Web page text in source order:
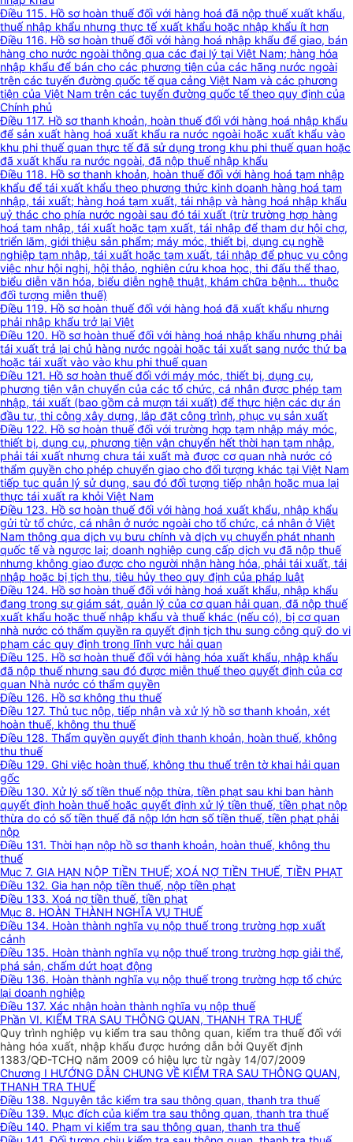
Điều 115. Hồ sơ hoàn thuế đối với hàng hoá đã nộp thuế xuất khẩu,
thuế nhập khẩu nhưng thực tế xuất khẩu hoặc nhập khẩu ít hơn
Điều 116. Hồ sơ hoàn thuế đối với hàng hoá nhập khẩu để giao, bán
hàng cho nước ngoài thông qua các đại lý tại Việt Nam; hàng hóa
nhập khẩu để bán cho các phương tiện của các hãng nước ngoài
trên các tuyến đường quốc tế qua cảng Việt Nam và các phương
tiện của Việt Nam trên các tuyến đường quốc tế theo quy định của
Chính phủ
Điều 117. Hồ sơ thanh khoản, hoàn thuế đối với hàng hoá nhập khẩu
để sản xuất hàng hoá xuất khẩu ra nước ngoài hoặc xuất khẩu vào
khu phi thuế quan thực tế đã sử dụng trong khu phi thuế quan hoặc
đã xuất khẩu ra nước ngoài, đã nộp thuế nhập khẩu
Điều 118. Hồ sơ thanh khoản, hoàn thuế đối với hàng hoá tạm nhập
khẩu để tái xuất khẩu theo phương thức kinh doanh hàng hoá tạm
nhập, tái xuất; hàng hoá tạm xuất, tái nhập và hàng hoá nhập khẩu
uỷ thác cho phía nước ngoài sau đó tái xuất (trừ trường hợp hàng
hoá tạm nhập, tái xuất hoặc tạm xuất, tái nhập để tham dự hội chợ,
triển lãm, giới thiệu sản phẩm; máy móc, thiết bị, dụng cụ nghề
nghiệp tạm nhập, tái xuất hoặc tạm xuất, tái nhập để phục vụ công
việc như hội nghị, hội thảo, nghiên cứu khoa học, thi đấu thể thao,
biểu diễn văn hóa, biểu diễn nghệ thuật, khám chữa bệnh... thuộc
đối tượng miễn thuế)
Điều 119. Hồ sơ hoàn thuế đối với hàng hoá đã xuất khẩu nhưng
phải nhập khẩu trở lại Việt
Điều 120. Hồ sơ hoàn thuế đối với hàng hoá nhập khẩu nhưng phải
tái xuất trả lại chủ hàng nước ngoài hoặc tái xuất sang nước thứ ba
hoặc tái xuất vào vào khu phi thuế quan
Điều 121. Hồ sơ hoàn thuế đối với máy móc, thiết bị, dụng cụ,
phương tiện vận chuyển của các tổ chức, cá nhân được phép tạm
nhập, tái xuất (bao gồm cả mượn tái xuất) để thực hiện các dự án
đầu tư, thi công xây dựng, lắp đặt công trình, phục vụ sản xuất
Điều 122. Hồ sơ hoàn thuế đối với trường hợp tạm nhập máy móc,
thiết bị, dụng cụ, phương tiện vận chuyển hết thời hạn tạm nhập,
phải tái xuất nhưng chưa tái xuất mà được cơ quan nhà nước có
thẩm quyền cho phép chuyển giao cho đối tượng khác tại Việt Nam
tiếp tục quản lý sử dụng, sau đó đối tượng tiếp nhận hoặc mua lại
thực tái xuất ra khỏi Việt Nam
Điều 123. Hồ sơ hoàn thuế đối với hàng hoá xuất khẩu, nhập khẩu
gửi từ tổ chức, cá nhân ở nước ngoài cho tổ chức, cá nhân ở Việt
Nam thông qua dịch vụ bưu chính và dịch vụ chuyển phát nhanh
quốc tế và ngược lại; doanh nghiệp cung cấp dịch vụ đã nộp thuế
nhưng không giao được cho người nhận hàng hóa, phải tái xuất, tái
nhập hoặc bị tịch thu, tiêu hủy theo quy định của pháp luật
Điều 124. Hồ sơ hoàn thuế đối với hàng hoá xuất khẩu, nhập khẩu
đang trong sự giám sát, quản lý của cơ quan hải quan, đã nộp thuế
xuất khẩu hoặc thuế nhập khẩu và thuế khác (nếu có), bị cơ quan
nhà nước có thẩm quyền ra quyết định tịch thu sung công quỹ do vi
phạm các quy định trong lĩnh vực hải quan
Điều 125. Hồ sơ hoàn thuế đối với hàng hóa xuất khẩu, nhập khẩu
đã nộp thuế nhưng sau đó được miễn thuế theo quyết định của cơ
quan Nhà nước có thẩm quyền
Điều 126. Hồ sơ không thu thuế
Điều 127. Thủ tục nộp, tiếp nhận và xử lý hồ sơ thanh khoản, xét
hoàn thuế, không thu thuế
Điều 128. Thẩm quyền quyết định thanh khoản, hoàn thuế, không
thu thuế
Điều 129. Ghi việc hoàn thuế, không thu thuế trên tờ khai hải quan
gốc
Điều 130. Xử lý số tiền thuế nộp thừa, tiền phạt sau khi ban hành
quyết định hoàn thuế hoặc quyết định xử lý tiền thuế, tiền phạt nộp
thừa do có số tiền thuế đã nộp lớn hơn số tiền thuế, tiền phạt phải
nộp
Điều 131. Thời hạn nộp hồ sơ thanh khoản, hoàn thuế, không thu
thuế
Mục 7. GIA HẠN NỘP TIỀN THUẾ; XOÁ NỢ TIỀN THUẾ, TIỀN PHẠT
Điều 132. Gia hạn nộp tiền thuế, nộp tiền phạt
Điều 133. Xoá nợ tiền thuế, tiền phạt
Mục 8. HOÀN THÀNH NGHĨA VỤ THUẾ
Điều 134. Hoàn thành nghĩa vụ nộp thuế trong trường hợp xuất
cảnh
Điều 135. Hoàn thành nghĩa vụ nộp thuế trong trường hợp giải thể,
phá sản, chấm dứt hoạt động
Điều 136. Hoàn thành nghĩa vụ nộp thuế trong trường hợp tổ chức
lại doanh nghiệp
Điều 137. Xác nhận hoàn thành nghĩa vụ nộp thuế
Phần VI. KIỂM TRA SAU THÔNG QUAN, THANH TRA THUẾ
Quy trình nghiệp vụ kiểm tra sau thông quan, kiểm tra thuế đối với
hàng hóa xuất, nhập khẩu được hướng dẫn bởi Quyết định
1383/QĐ-TCHQ năm 2009 có hiệu lực từ ngày 14/07/2009
Chương I HƯỚNG DẪN CHUNG VỀ KIỂM TRA SAU THÔNG QUAN,
THANH TRA THUẾ
Điều 138. Nguyên tắc kiểm tra sau thông quan, thanh tra thuế
Điều 139. Mục đích của kiểm tra sau thông quan, thanh tra thuế
Điều 140. Phạm vi kiểm tra sau thông quan, thanh tra thuế